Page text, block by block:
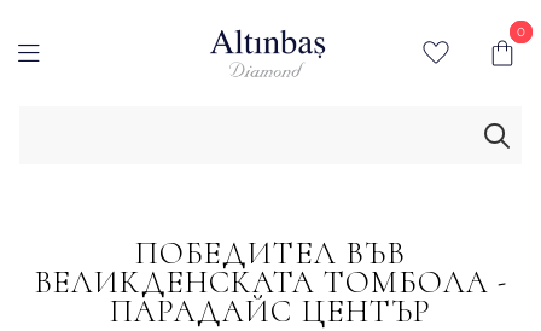
0
0
ПОБЕДИТЕЛ ВЪВ
ВЕЛИКДЕНСКАТА ТОМБОЛА -
ПАРАДАЙС ЦЕНТЪР